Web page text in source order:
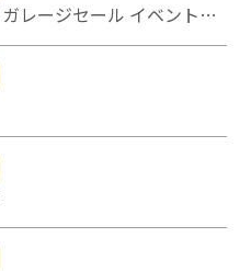
レージセール イベントを